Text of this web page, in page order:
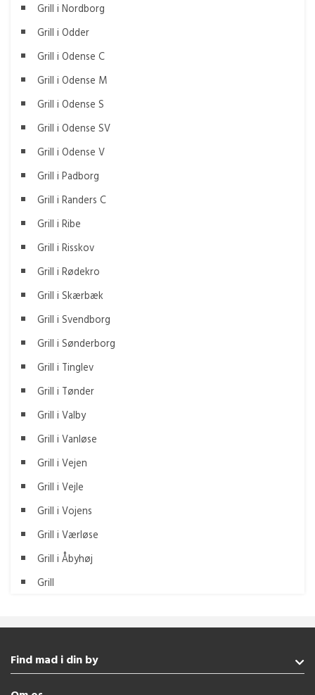
Grill i Nordborg
Grill i Odder
Grill i Odense C
Grill i Odense M
Grill i Odense S
Grill i Odense SV
Grill i Odense V
Grill i Padborg
Grill i Randers C
Grill i Ribe
Grill i Risskov
Grill i Rødekro
Grill i Skærbæk
Grill i Svendborg
Grill i Sønderborg
Grill i Tinglev
Grill i Tønder
Grill i Valby
Grill i Vanløse
Grill i Vejen
Grill i Vejle
Grill i Vojens
Grill i Værløse
Grill i Åbyhøj
Grill
Find mad i din by
Haderslev